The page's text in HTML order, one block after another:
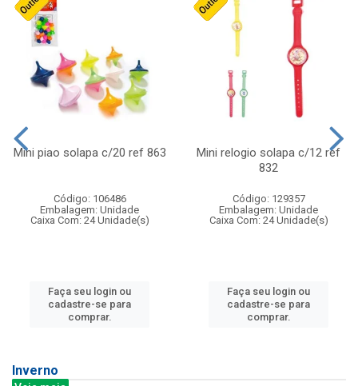
Mini piao solapa c/20 ref 863
Código: 106486
Embalagem: Unidade
Caixa Com: 24 Unidade(s)
Faça seu login ou
cadastre-se para
comprar.
Mini relogio solapa c/12 ref
832
Código: 129357
Embalagem: Unidade
Caixa Com: 24 Unidade(s)
Faça seu login ou
cadastre-se para
comprar.
Inverno